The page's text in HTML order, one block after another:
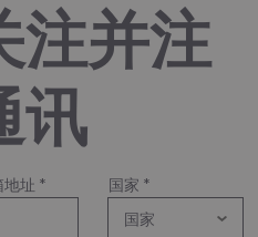
注并注
讯
地址 * 国家 *